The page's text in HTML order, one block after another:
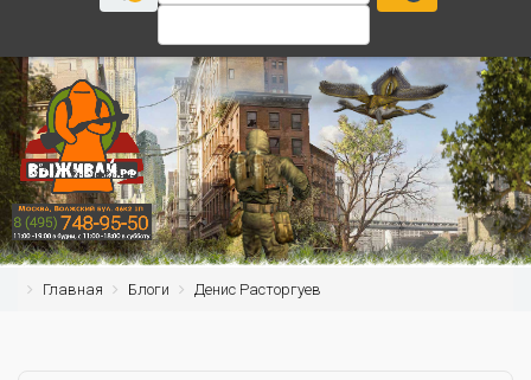
Главная Блоги Денис Расторгуев